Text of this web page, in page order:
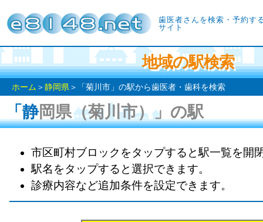
歯医者さんを検索・予約す
サイト
地域の駅検索
ホーム ＞静岡県 ＞「菊川市」の駅から歯医者・歯科を検索
「静岡県（菊川市）」の駅
市区町村ブロックをタップすると駅一覧を開
駅名をタップすると選択できます。
診療内容など追加条件を設定できます。